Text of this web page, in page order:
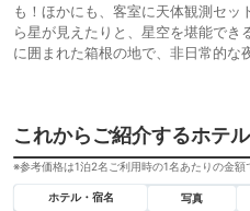
も！ほかにも、客室に天体観測セ
ら星が見えたりと、星空を堪能でき
に囲まれた箱根の地で、非日常的
これからご紹介するホテ
※参考価格は1泊2名ご利用時の1名あたりの金額
ホテル・宿名 写真